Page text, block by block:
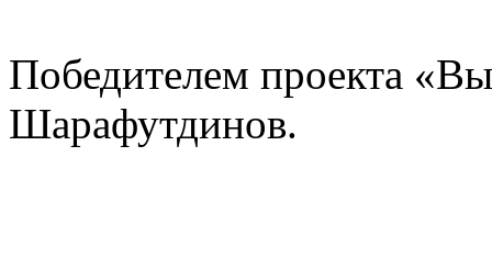
Победителем проекта
Шарафутдинов.